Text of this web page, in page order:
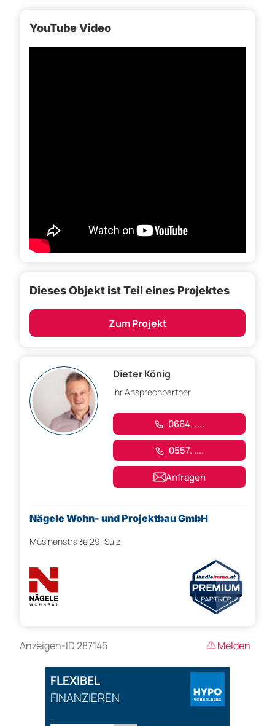
YouTube Video
Dieses Objekt ist Teil eines Projektes
Zum Projekt
Dieter König
Ihr Ansprechpartner
0664. ....
0557. ....
Anfragen
Nägele Wohn- und Projektbau GmbH
Müsinenstraße 29, Sulz
Anzeigen-ID 287145 Melden
FLEXIBEL
FINANZIEREN